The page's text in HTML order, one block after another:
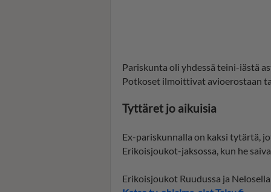
Pariskunta oli yhdessä teini-iästä
Potkoset ilmoittivat avioerostaan
Tyttäret jo aikuisia
Ex-pariskunnalla on kaksi tytärtä,
Erikoisjoukot-jaksossa, kun he
Erikoisjoukot Ruudussa ja